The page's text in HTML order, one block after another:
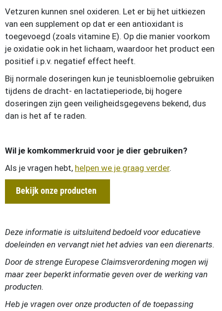
Vetzuren kunnen snel oxideren. Let er bij het uitkiezen
van een supplement op dat er een antioxidant is
toegevoegd (zoals vitamine E). Op die manier voorkom
je oxidatie ook in het lichaam, waardoor het product een
positief i.p.v. negatief effect heeft.
Bij normale doseringen kun je teunisbloemolie gebruiken
tijdens de dracht- en lactatieperiode, bij hogere
doseringen zijn geen veiligheidsgegevens bekend, dus
dan is het af te raden.
Wil je komkommerkruid voor je dier gebruiken?
Als je vragen hebt, helpen we je graag verder.
Bekijk onze producten
Deze informatie is uitsluitend bedoeld voor educatieve
doeleinden en vervangt niet het advies van een dierenarts.
Door de strenge Europese Claimsverordening mogen wij
maar zeer beperkt informatie geven over de werking van
producten.
Heb je vragen over onze producten of de toepassing